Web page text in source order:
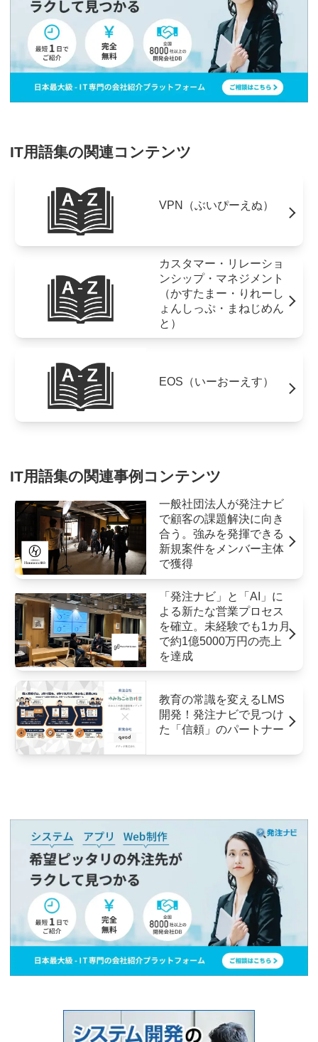
IT用語集の関連コンテンツ
VPN（ぶいぴーえぬ）
カスタマー・リレーショ
ンシップ・マネジメント
（かすたまー・りれーし
ょんしっぷ・まねじめん
と）
EOS（いーおーえす）
IT用語集の関連事例コンテンツ
一般社団法人が発注ナビ
で顧客の課題解決に向き
合う。強みを発揮できる
新規案件をメンバー主体
で獲得
「発注ナビ」と「AI」に
よる新たな営業プロセス
を確立。未経験でも1カ月
で約1億5000万円の売上
を達成
教育の常識を変えるLMS
開発！発注ナビで見つけ
た「信頼」のパートナー